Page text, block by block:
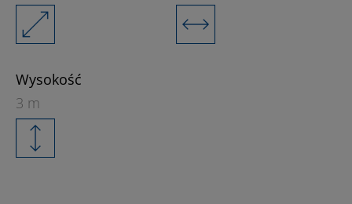
Wysokość
3 m